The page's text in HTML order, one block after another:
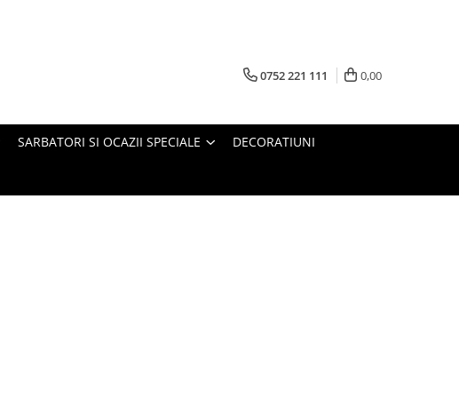
0752 221 111 0,00
SARBATORI SI OCAZII SPECIALE DECORATIUNI